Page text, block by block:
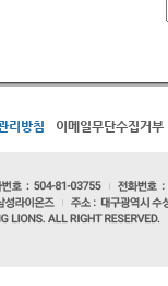
리방침 이메일무단수집거부